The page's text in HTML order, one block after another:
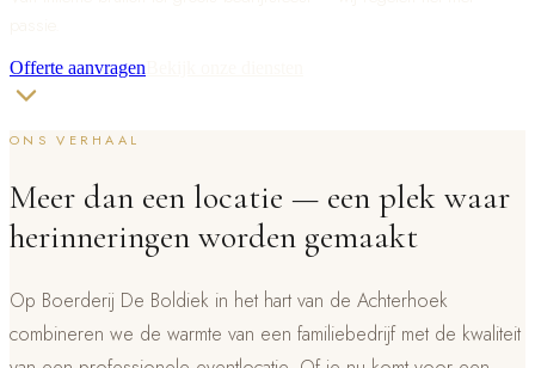
Offerte aanvragen
ONS VERHAAL
Meer dan een locatie — een plek waar
herinneringen worden gemaakt
Op Boerderij De Boldiek in het hart van de Achterhoek
combineren we de warmte van een familiebedrijf met de kwaliteit